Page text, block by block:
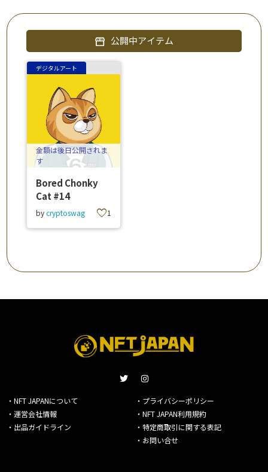
storefront 公開中アイテム
デジタルアート
金額は後日公開されま
す
Bored Chonky
Cat #14
bycryptoswag favorite1
・NFT JAPANについて
・運営会社情報
・出品ガイドライン
・プライバシーポリシー
・NFT JAPAN利用規約
・特定商取引に関する表記
・お問い合せ